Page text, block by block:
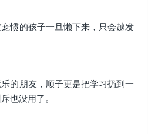
惯的孩子一旦懒下来，只会越发
的朋友，顺子更是把学习扔到一
也没用了。